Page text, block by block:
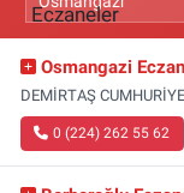
Osmangazi
DEMİRTAŞ
0 (224) 262 55 62